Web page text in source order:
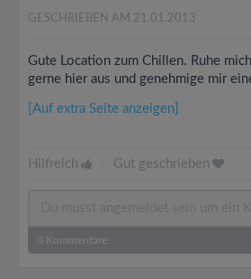
GESCHRIEBEN AM 21.01.2013
Gute Location zum Chillen. Ruhe
gerne hier aus und genehmige mir
[Auf extra Seite anzeigen]
Hilfreich Gut geschrieben
0 Kommentare